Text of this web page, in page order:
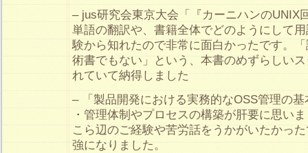
– jus研究会東京大会「『カーニハンのUNIX
単語の翻訳や、書籍全体でどのようにして
験から知れたので非常に面白かったです。
術書でもない」という、本書のめずらしい
れていて納得しました
– 「製品開発における実務的なOSS管理の基
・管理体制やプロセスの構築が肝要に思い
こら辺のご経験や苦労話をうかがいたかっ
強になりました。